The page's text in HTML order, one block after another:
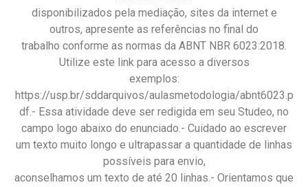
disponibilizados pela mediação, sites da internet e
outros, apresente as referências no final do
trabalho conforme as normas da ABNT NBR 6023:2018.
Utilize este link para acesso a diversos
exemplos:
https://usp.br/sddarquivos/aulasmetodologia/abnt6023.p
df.- Essa atividade deve ser redigida em seu Studeo, no
campo logo abaixo do enunciado.- Cuidado ao escrever
um texto muito longo e ultrapassar a quantidade de linhas
possíveis para envio,
aconselhamos um texto de até 20 linhas.- Orientamos que